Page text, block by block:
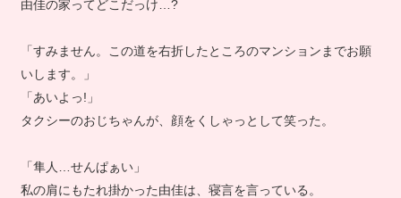
由佳の家ってどこだっけ…?
「すみません。この道を右折したところのマンションまでお願
いします。」
「あいよっ!」
タクシーのおじちゃんが、顔をくしゃっとして笑った。
「隼人…せんぱぁい」
私の肩にもたれ掛かった由佳は、寝言を言っている。